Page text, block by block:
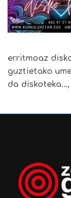
erritmoaz
guztietako
da